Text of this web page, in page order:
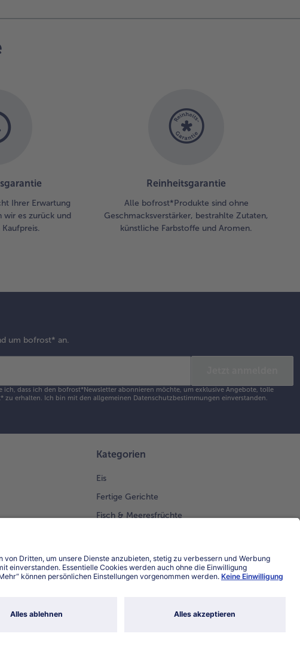
Ihrer Erwartung
wir es zurück und
Reinheitsgarantie
Alle bofrost*Produkte sind ohne
Geschmacksverstärker, bestrahlte Zutaten,
künstliche Farbstoffe und Aromen.
um bofrost* an.
dass ich den bofrost*Newsletter abonnieren möchte, um exklusive Angebote, tolle
zu erhalten. Ich bin mit den allgemeinen Datenschutzbestimmungen einverstanden.
Kategorien
Eis
Fertige Gerichte
Fisch & Meeresfrüchte